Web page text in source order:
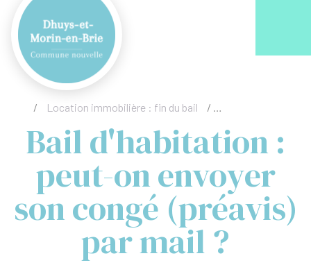
/ Location immobilière : fin du bail / Bail d'habitation :
Bail d'habitation :
peut-on envoyer
son congé (préavis)
par mail ?